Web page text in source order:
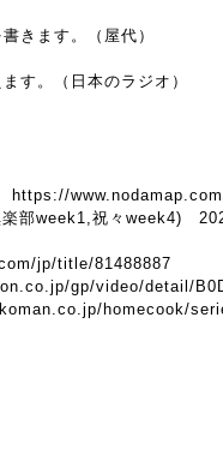
きます。（屋代）
す。（日本のラジオ）
https://
部week1,祝々week4)
jp/title/81488887
gp/video/detail/
homecook/